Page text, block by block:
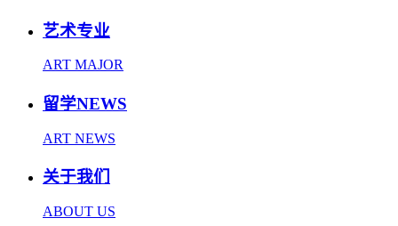
艺术专业
ART MAJOR
留学NEWS
ART NEWS
关于我们
ABOUT US